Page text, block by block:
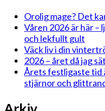
Orolig mage? Det
Våren 2026 är här –
och lekfullt gult
Väck liv i din
2026 – året då jag
Årets festligaste tid
stjärnor och